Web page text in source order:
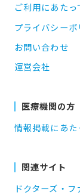
ご利用にあたっ
プライバシーポ
お問い合わせ
運営会社
医療機関の方
情報掲載にあた
関連サイト
ドクターズ・フ